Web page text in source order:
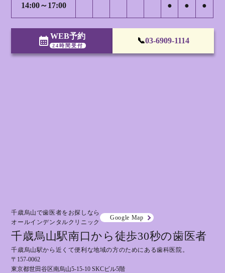
14:00～17:00 ● ● ●
calendar_month WEB予約
24時間受付
📞03-6909-1114
千歳烏山で歯医者をお探しなら
オールインデンタルクリニック
Google Map
千歳烏山駅南口から徒歩30秒の歯医者
千歳烏山駅から近くて便利な地域の方のためにある歯科医院。
〒157-0062
東京都世田谷区南烏山5-15-10 SKCビル5階